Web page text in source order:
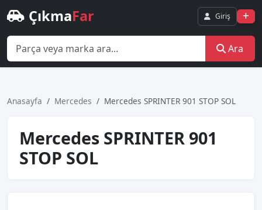
ÇıkmaFar Giriş
Ara
Anasayfa Mercedes Mercedes SPRINTER 901 STOP SOL
Mercedes SPRINTER 901
STOP SOL